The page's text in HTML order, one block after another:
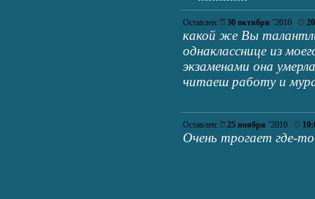
Оставлен: 30 октября ’2010
какой же Вы
однакласснице из
экзаменами она
читаеш работу и
Оставлен: 25 ноября ’2010
Очень трогает где-